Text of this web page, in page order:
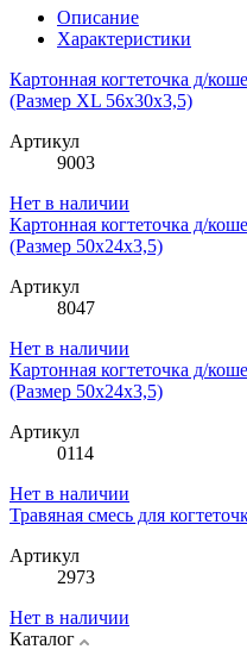
Описание
Характеристики
Картонная когтеточка д/
(Размер XL 56х30х3,5)
Артикул
9003
Нет в наличии
Картонная когтеточка д/
(Размер 50х24х3,5)
Артикул
8047
Нет в наличии
Картонная когтеточка д/
(Размер 50х24х3,5)
Артикул
0114
Нет в наличии
Травяная смесь для
Артикул
2973
Нет в наличии
Каталог